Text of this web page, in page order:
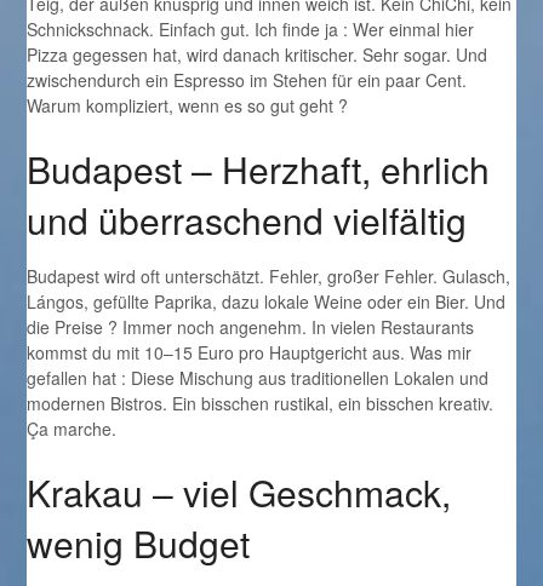
Schnickschnack. Einfach gut. Ich finde ja : Wer einmal hier
Pizza gegessen hat, wird danach kritischer. Sehr sogar. Und
zwischendurch ein Espresso im Stehen für ein paar Cent.
Warum kompliziert, wenn es so gut geht ?
Budapest – Herzhaft, ehrlich
und überraschend vielfältig
Budapest wird oft unterschätzt. Fehler, großer Fehler. Gulasch,
Lángos, gefüllte Paprika, dazu lokale Weine oder ein Bier. Und
die Preise ? Immer noch angenehm. In vielen Restaurants
kommst du mit 10–15 Euro pro Hauptgericht aus. Was mir
gefallen hat : Diese Mischung aus traditionellen Lokalen und
modernen Bistros. Ein bisschen rustikal, ein bisschen kreativ.
Ça marche.
Krakau – viel Geschmack,
wenig Budget